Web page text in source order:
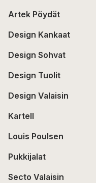
Artek Pöydät
Design Kankaat
Design Sohvat
Design Tuolit
Design Valaisin
Kartell
Louis Poulsen
Pukkijalat
Secto Valaisin